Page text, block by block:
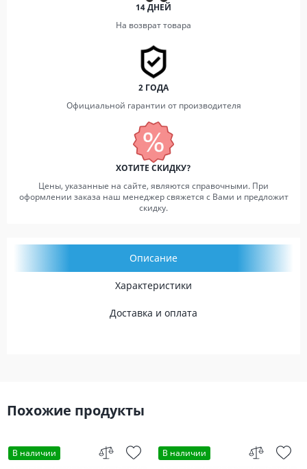
14 ДНЕЙ
На возврат товара
2 ГОДА
Официальной гарантии от производителя
ХОТИТЕ СКИДКУ?
Цены, указанные на сайте, являются справочными. При
оформлении заказа наш менеджер свяжется с Вами и предложит
скидку.
Описание
Характеристики
Доставка и оплата
Похожие продукты
В наличии В наличии